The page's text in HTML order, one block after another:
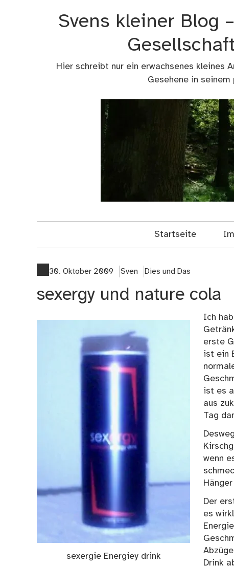
Svens kleiner Blog
Hier schreibt nur ein erwachsenes kleines
Gesehene in
Startseite
30. Oktober 2009 Sven Dies und Das
sexergy und nature cola
sexergie Energiey drink
Ich
erste
ist ein
ist es
aus
Tag
wenn
Der
es
Drink